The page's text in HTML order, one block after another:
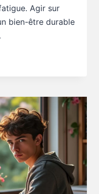
Agir sur
bien-être durable